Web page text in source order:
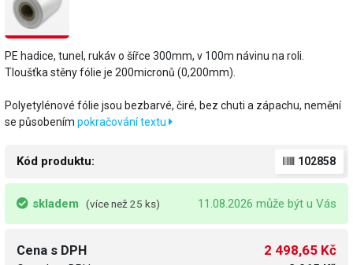
PE hadice, tunel, rukáv o šířce 300mm, v 100m návinu na roli.
Tloušťka stěny fólie je 200micronů (0,200mm).
​Polyetylénové fólie jsou bezbarvé, čiré, bez chuti a zápachu, nemění
se působením pokračování textu
Kód produktu: 102858
skladem (více než 25 ks) 11.08.2026 může být u Vás
Cena s DPH 2 498,65 Kč